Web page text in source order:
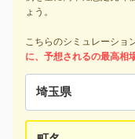
ょう。
こちらのシミュレーショ
に、予想されるの最高相